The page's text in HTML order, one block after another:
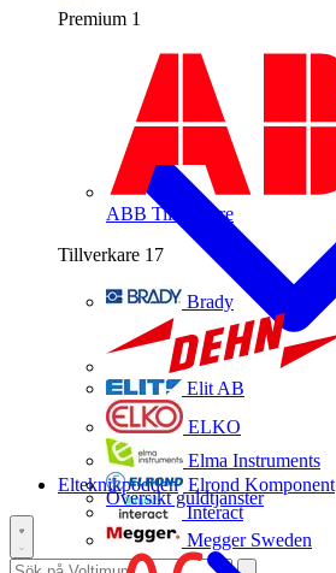
Premium 1
ABB Tillverkare
Tillverkare 17
Brady
Elit AB
ELKO
Elma Instruments
Elrond Komponent
Interact
Megger Sweden
Översikt guldtjänster
Elteknikpodden